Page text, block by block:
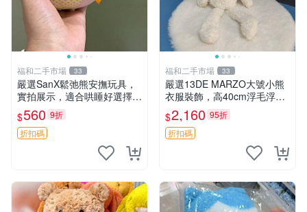
福和二手市場 33
嚴選SanX鬆弛熊安撫玩具，
實拍展示，適合哄睡好選擇
電腦玩具 安撫用品
$560 9折
折扣碼
福和二手市場 33
嚴選13DE MARZO大號小熊
衣服裝飾，高40cm浮毛浮
灰，詳觀後再拍。二手收藏請
珍惜。 13DE MARZO 二手
小熊 衣服裝飾
$2,160 95折
折扣碼